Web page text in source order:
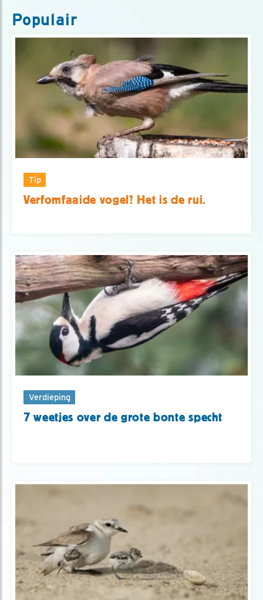
Populair
Tip
Verfomfaaide vogel? Het is de rui.
Verdieping
7 weetjes over de grote bonte specht